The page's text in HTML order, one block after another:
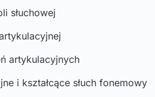
słuchowej
artykulacyjnych
i kształcące słuch fonemowy